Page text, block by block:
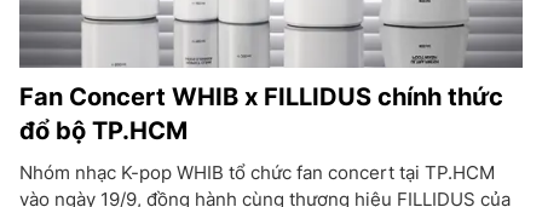
Fan Concert WHIB x FILLIDUS chính thức
đổ bộ TP.HCM
Nhóm nhạc K-pop WHIB tổ chức fan concert tại TP.HCM
vào ngày 19/9, đồng hành cùng thương hiệu FILLIDUS của